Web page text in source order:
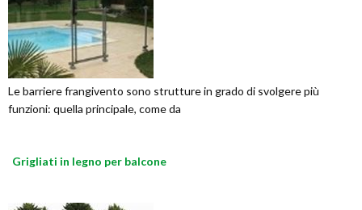
Le barriere frangivento sono strutture in grado di svolgere più
funzioni: quella principale, come da
Grigliati in legno per balcone